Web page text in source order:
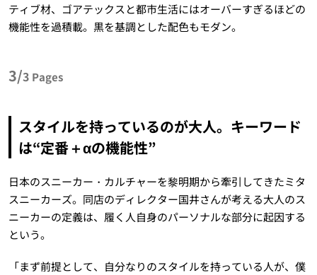
ティブ材、ゴアテックスと都市生活にはオーバーすぎるほどの
機能性を過積載。黒を基調とした配色もモダン。
3/3 Pages
スタイルを持っているのが大人。キーワード
は“定番＋αの機能性”
日本のスニーカー・カルチャーを黎明期から牽引してきたミタ
スニーカーズ。同店のディレクター国井さんが考える大人のス
ニーカーの定義は、履く人自身のパーソナルな部分に起因する
という。
「まず前提として、自分なりのスタイルを持っている人が、僕